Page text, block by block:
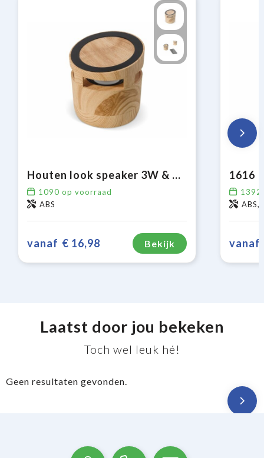
Houten look speaker 3W & draadloos laadstation 5W
1090 op voorraad
ABS
vanaf € 16,98 Bekijk
1392
ABS,
vanaf
Laatst door jou bekeken
Toch wel leuk hé!
Geen resultaten gevonden.